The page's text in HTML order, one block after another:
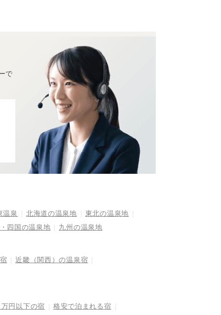
で
温泉 北海道の温泉地
東北の温泉地
四国の温泉地
九州の温泉地
近畿（関西）の温泉宿
円以下の宿
格安で泊まれる宿